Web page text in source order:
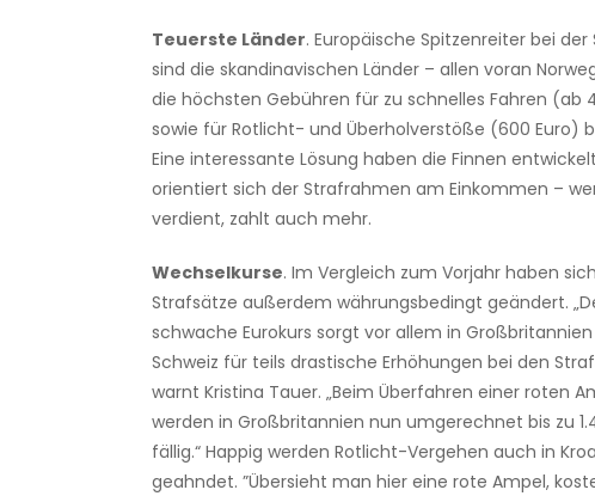
Teuerste Länder. Europäische Spitzenreiter bei
sind die skandinavischen Länder – allen voran
die höchsten Gebühren für zu schnelles Fahren (ab
sowie für Rotlicht- und Überholverstöße (600 Euro)
Eine interessante Lösung haben die Finnen
orientiert sich der Strafrahmen am Einkommen –
verdient, zahlt auch mehr.
Wechselkurse. Im Vergleich zum Vorjahr haben
Strafsätze außerdem währungsbedingt geändert.
schwache Eurokurs sorgt vor allem in
Schweiz für teils drastische Erhöhungen bei den
warnt Kristina Tauer. „Beim Überfahren einer roten
werden in Großbritannien nun umgerechnet bis zu
fällig.“ Happig werden Rotlicht-Vergehen auch in
geahndet. ”Übersieht man hier eine rote Ampel,